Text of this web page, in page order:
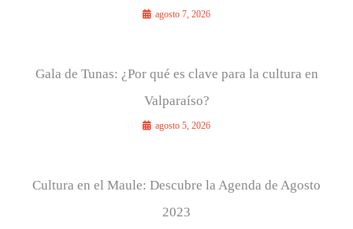
agosto 7, 2026
Gala de Tunas: ¿Por qué es clave para la cultura en
Valparaíso?
agosto 5, 2026
Cultura en el Maule: Descubre la Agenda de Agosto
2023